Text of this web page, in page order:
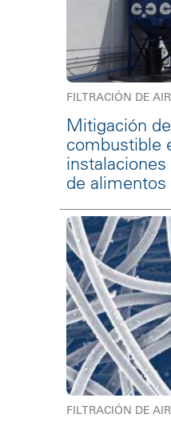
FILTRACIÓN DE
Mitigación
combustible
de alimentos
FILTRACIÓN DE